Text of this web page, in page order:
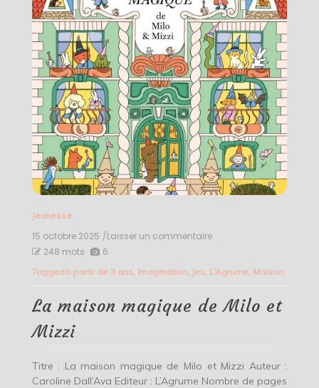
Jeunesse
15 octobre 2025 /Laisser un commentaireon
magique
Milo
et
248 mots 6
Taggedà partir de 3 ans Imagination, Jeu, L’Agrume, Maison
La maison magique de Milo et
Mizzi
Titre : La maison magique de Milo et Mizzi Auteur :
Caroline Dall’Ava Editeur : L’Agrume Nombre de pages